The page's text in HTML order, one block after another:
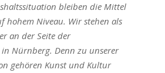
bleiben die Mittel
hohem Niveau. Wir stehen als
an der Seite der
Nürnberg. Denn zu unserer
gehören Kunst und Kultur